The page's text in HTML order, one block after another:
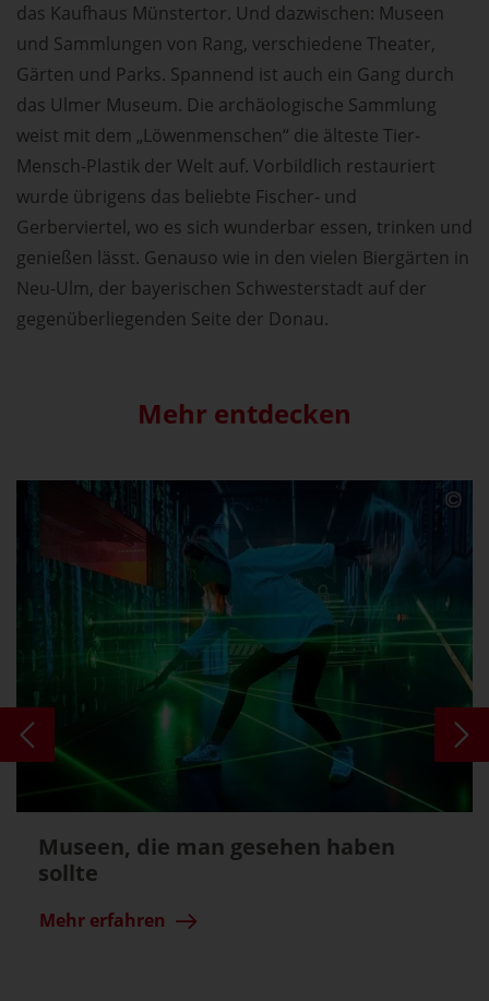
das Kaufhaus Münstertor. Und dazwischen: Museen
und Sammlungen von Rang, verschiedene Theater,
Gärten und Parks. Spannend ist auch ein Gang durch
das Ulmer Museum. Die archäologische Sammlung
weist mit dem „Löwenmenschen“ die älteste Tier-
Mensch-Plastik der Welt auf. Vorbildlich restauriert
wurde übrigens das beliebte Fischer- und
Gerberviertel, wo es sich wunderbar essen, trinken und
genießen lässt. Genauso wie in den vielen Biergärten in
Neu-Ulm, der bayerischen Schwesterstadt auf der
gegenüberliegenden Seite der Donau.
Mehr entdecken
Museen, die man gesehen haben
sollte
Mehr erfahren